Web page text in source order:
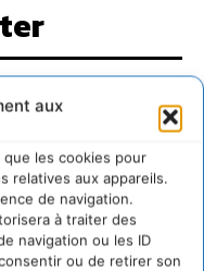
aux
les cookies pour
relatives aux appareils.
de navigation.
à traiter des
navigation ou les ID
ou de retirer son